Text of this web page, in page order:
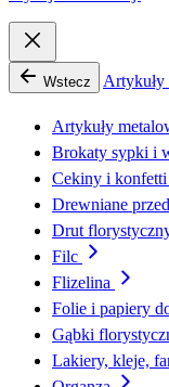
Wstecz
Artykuły
Brokaty sypki i
Cekiny i konfetti
Drewniane
Drut
Filc
Flizelina
Folie i papiery
Gąbki
Lakiery, kleje,